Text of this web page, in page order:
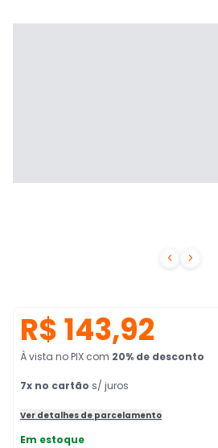
 
R$ 143,92
À vista no PIX com 20% de desconto
7x no cartão s/ juros
Ver detalhes de parcelamento
Em estoque